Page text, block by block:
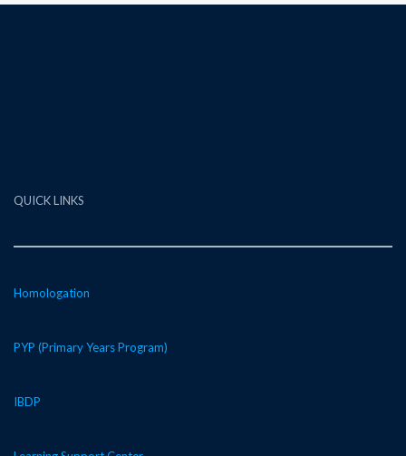
QUICK LINKS
Homologation
PYP (Primary Years Program)
IBDP